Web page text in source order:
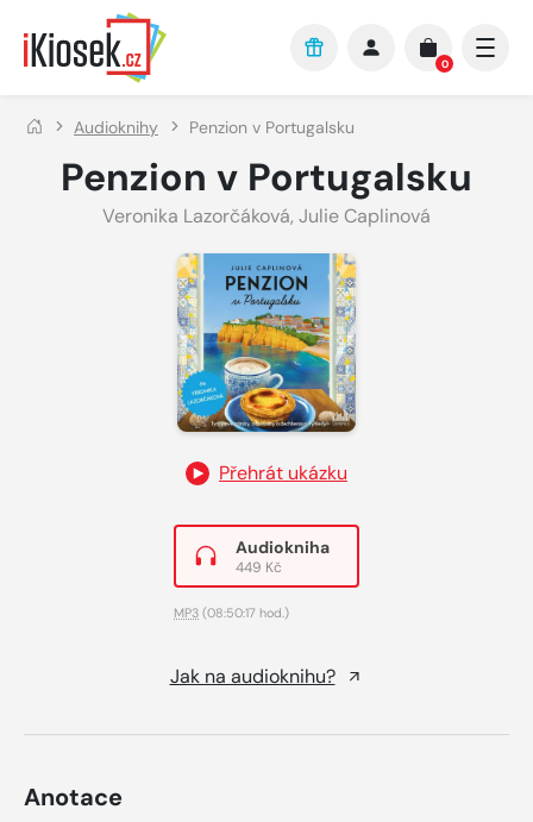
Přejít na hlavní obsah
0
Audioknihy Penzion v Portugalsku
Penzion v Portugalsku
Veronika Lazorčáková, Julie Caplinová
Přehrát ukázku
Audiokniha
449 Kč
MP3 (08:50:17 hod.)
Jak na audioknihu?
Anotace